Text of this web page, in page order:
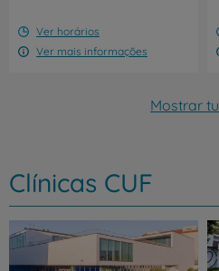
Ver horários
Ver mais informações
Mostrar
Clínicas CUF